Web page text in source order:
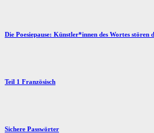
Die Poesiepause: Künstler*innen des Wortes stören
Teil 1 Französisch
Sichere Passwörter